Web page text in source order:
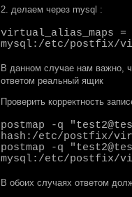
2. делаем через mysql :
virtual_alias_maps =
mysql:/etc/postfix/
В данном случае нам важно,
ответом реальный ящик
Проверить корректность
postmap -q
hash:/etc/postfix/
postmap -q
mysql:/etc/postfix/
В обоих случаях ответом